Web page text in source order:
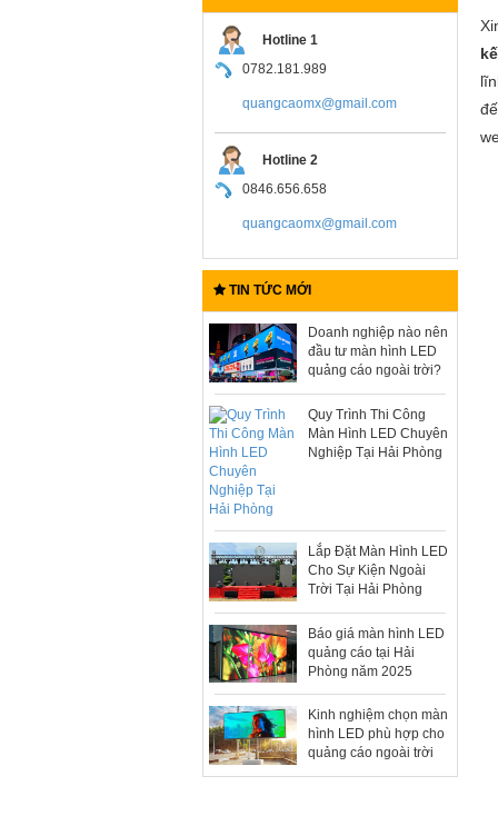
Hotline 1
0782.181.989
quangcaomx@gmail.com
Hotline 2
0846.656.658
quangcaomx@gmail.com
TIN TỨC MỚI
Doanh nghiệp nào nên
đầu tư màn hình LED
quảng cáo ngoài trời?
Quy Trình Thi Công
Màn Hình LED Chuyên
Nghiệp Tại Hải Phòng
Lắp Đặt Màn Hình LED
Cho Sự Kiện Ngoài
Trời Tại Hải Phòng
Báo giá màn hình LED
quảng cáo tại Hải
Phòng năm 2025
Kinh nghiệm chọn màn
hình LED phù hợp cho
quảng cáo ngoài trời